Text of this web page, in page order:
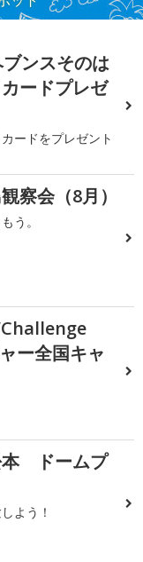
ンスそのは
ードプレゼ
ードをプレゼント
察会（8月）
う。
ー全国キャ
本 ドームプ
よう！